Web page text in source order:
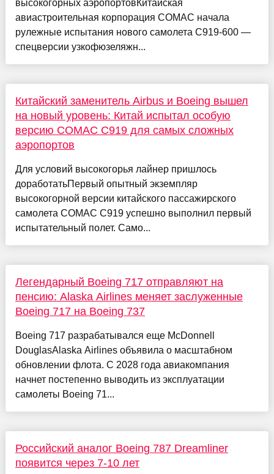
высокогорных аэропортовКитайская
авиастроительная корпорация COMAC начала
рулежные испытания нового самолета C919-600 —
спецверсии узкофюзеляжн...
Китайский заменитель Airbus и Boeing вышел
на новый уровень: Китай испытал особую
версию COMAC C919 для самых сложных
аэропортов
Для условий высокогорья лайнер пришлось
доработатьПервый опытный экземпляр
высокогорной версии китайского пассажирского
самолета COMAC C919 успешно выполнил первый
испытательный полет. Само...
Легендарный Boeing 717 отправляют на
пенсию: Alaska Airlines меняет заслуженные
Boeing 717 на Boeing 737
Boeing 717 разрабатывался еще McDonnell
DouglasAlaska Airlines объявила о масштабном
обновлении флота. С 2028 года авиакомпания
начнет постепенно выводить из эксплуатации
самолеты Boeing 71...
Российский аналог Boeing 787 Dreamliner
появится через 7-10 лет